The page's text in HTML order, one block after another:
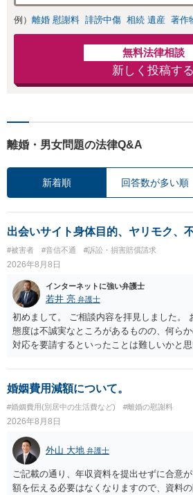
例） 離婚 慰謝料 誹謗中傷 相続 遺産 著作
無料法律相談
新しく投稿する
離婚・男女問題の法律Q&A
新着順 回答数が多い順
出会いサイト身体目的、ヤリモク、
#被害者 #音信不通 #訴訟・損害賠償請求
2026年8月8日
インターネットに強い弁護士
若井 亮 弁護士
初めまして。 ご相談内容を拝見しました。
態度は不誠実なところがあるものの、何ら
対応を要請するといったことは難しいかと
婚姻費用減額について。
#婚姻費用(別居中の生活費など) #離婚の慰謝料
2026年8月8日
外山 大地 弁護士
ご記載の通り、年収資料を提出せずに合意
額を伝える必要はなくなりますので、資料